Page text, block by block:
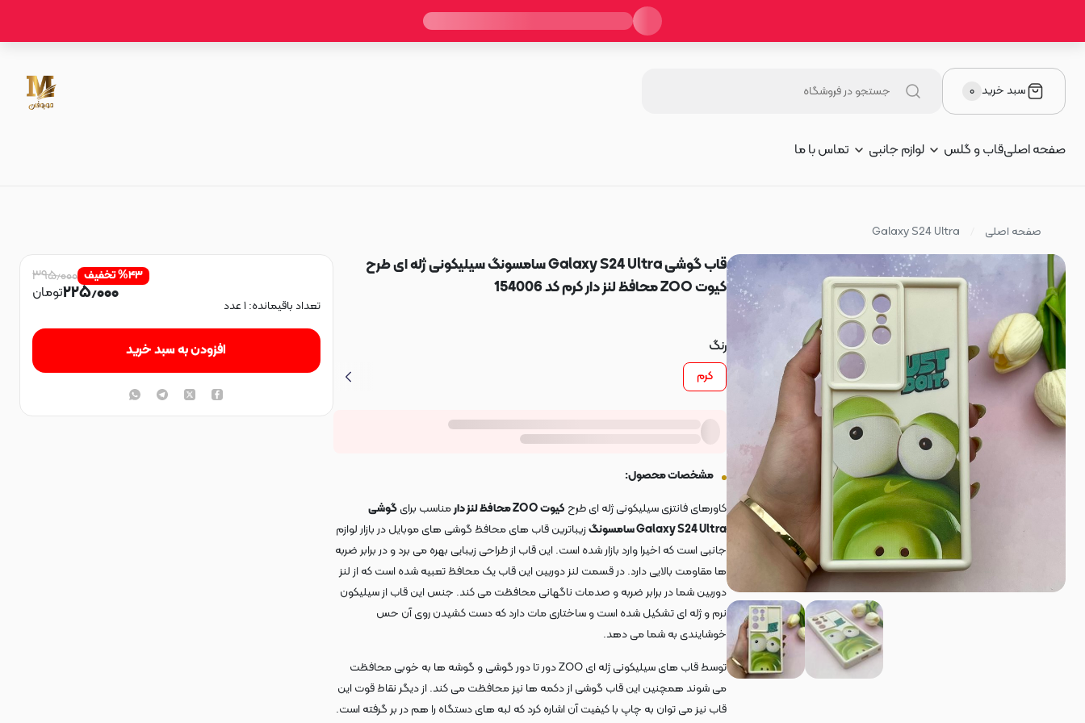
سبد خرید ۰
صفحه اصلیقاب و گلس لوازم جانبی تماس با ما
صفحه اصلی Galaxy S24 Ultra
قاب گوشی Galaxy S24 Ultra سامسونگ سیلیکونی ژله ای طرح
کیوت ZOO محافظ لنز دار کرم کد 154006
رنگ
کرم
مشخصات محصول:
کاورهای فانتزی سیلیکونی ژله ای طرح کیوت ZOO محافظ لنز دار مناسب برایگوشی
Galaxy S24 Ultra سامسونگ
زیباترین قاب های محافظ گوشی های موبایل در بازار لوازم
جانبی است که اخیرا وارد بازار شده است. این قاب از طراحی زیبایی بهره می برد و در برابر ضربه
ها مقاومت بالایی دارد. در قسمت لنز دوربین این قاب یک محافظ تعبیه شده است که از لنز
دوربین شما در برابر ضربه و صدمات ناگهانی محافظت می کند. جنس این قاب از سیلیکون
نرم و ژله ای تشکیل شده است و ساختاری مات دارد که دست کشیدن روی آن حس
خوشایندی به شما می دهد.
توسط قاب های سیلیکونی ژله ای ZOO دور تا دور گوشی و گوشه ها به خوبی محافظت
می شوند همچنین این قاب گوشی از دکمه ها نیز محافظت می کند. از دیگر نقاط قوت این
قاب نیز می توان به چاپ با کیفیت آن اشاره کرد که لبه های دستگاه را هم در بر گرفته است.
%۴۳ تخفیف ۳۹۵٫۰۰۰
۲۲۵٫۰۰۰تومان
تعداد باقیمانده: ۱عدد
افزودن به سبد خرید